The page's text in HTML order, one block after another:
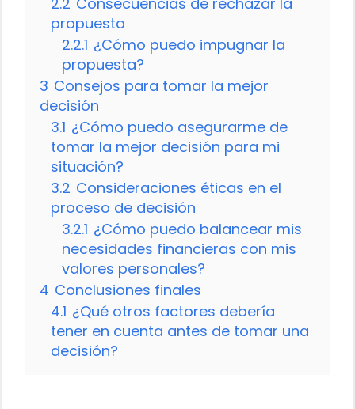
propuesta
2.2.1 ¿Cómo puedo impugnar la
propuesta?
3 Consejos para tomar la mejor
decisión
3.1 ¿Cómo puedo asegurarme de
tomar la mejor decisión para mi
situación?
3.2 Consideraciones éticas en el
proceso de decisión
3.2.1 ¿Cómo puedo balancear mis
necesidades financieras con mis
valores personales?
4 Conclusiones finales
4.1 ¿Qué otros factores debería
tener en cuenta antes de tomar una
decisión?